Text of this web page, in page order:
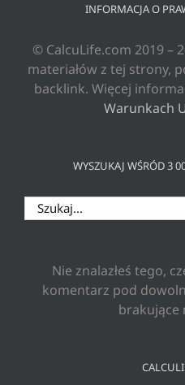
INFORMACJA O
© CalcuLife.com 2019 –
materiałów z tej strony,
backlink. Więcej
Warunkach
WYSZUKAJ WŚRÓD 3
Szukaj
Nie znalazłeś tego,
komentarz pod
brakujące